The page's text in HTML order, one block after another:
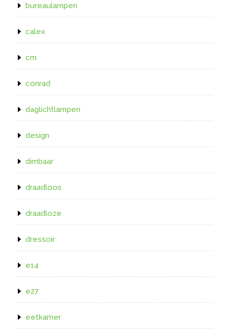
bureaulampen
calex
cm
conrad
daglichtlampen
design
dimbaar
draadloos
draadloze
dressoir
e14
e27
eetkamer